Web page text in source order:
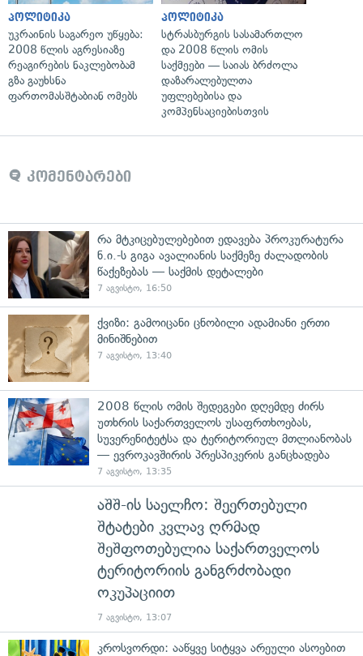
პოლიტიკა
უკრაინის საგარეო უწყება:
2008 წლის აგრესიაზე
რეაგირების ნაკლებობამ
გზა გაუხსნა
ფართომასშტაბიან ომებს
პოლიტიკა
სტრასბურგის სასამართლო
და 2008 წლის ომის
საქმეები — საიას ბრძოლა
დაზარალებულთა
უფლებებისა და
კომპენსაციებისთვის
კომენტარები
რა მტკიცებულებებით ედავება პროკურატურა
ნ.ი.-ს გიგა ავალიანის საქმეზე ძალადობის
წაქეზებას — საქმის დეტალები
7 აგვისტო, 16:50
ქვიზი: გამოიცანი ცნობილი ადამიანი ერთი
მინიშნებით
7 აგვისტო, 13:40
2008 წლის ომის შედეგები დღემდე ძირს
უთხრის საქართველოს უსაფრთხოებას,
სუვერენიტეტსა და ტერიტორიულ მთლიანობას
— ევროკავშირის პრესპიკერის განცხადება
7 აგვისტო, 13:35
აშშ-ის საელჩო: შეერთებული
შტატები კვლავ ღრმად
შეშფოთებულია საქართველოს
ტერიტორიის განგრძობადი
ოკუპაციით
7 აგვისტო, 13:07
კროსვორდი: ააწყვე სიტყვა არეული ასოებით